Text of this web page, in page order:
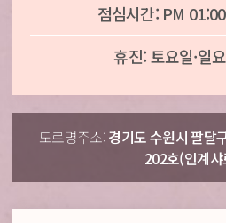
점심시간: PM
휴진: 토요일·일
도로명주소:경기도 수원시 팔달
202호(인계